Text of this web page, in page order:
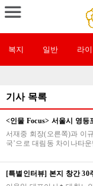
복지 일반 라
기사 목록
<인물 Focus> 서울시 영
서재중 회장(오른쪽)과 이
국’으로 대림동 차이나타
[특별인터뷰] 본지 창간 30